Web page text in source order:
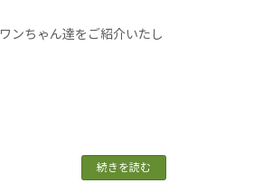
ンちゃん達をご紹介いたし
続きを読む